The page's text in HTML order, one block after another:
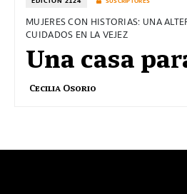
MUJERES CON HISTORIAS: UNA
CUIDADOS EN LA VEJEZ
Una casa
Cecilia Osorio